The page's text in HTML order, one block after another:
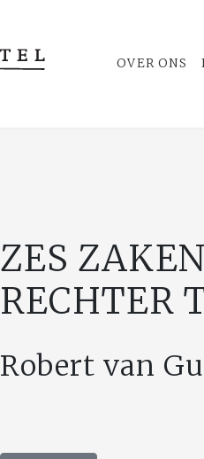
OVER ONS
ZES
RECHTER
Robert van